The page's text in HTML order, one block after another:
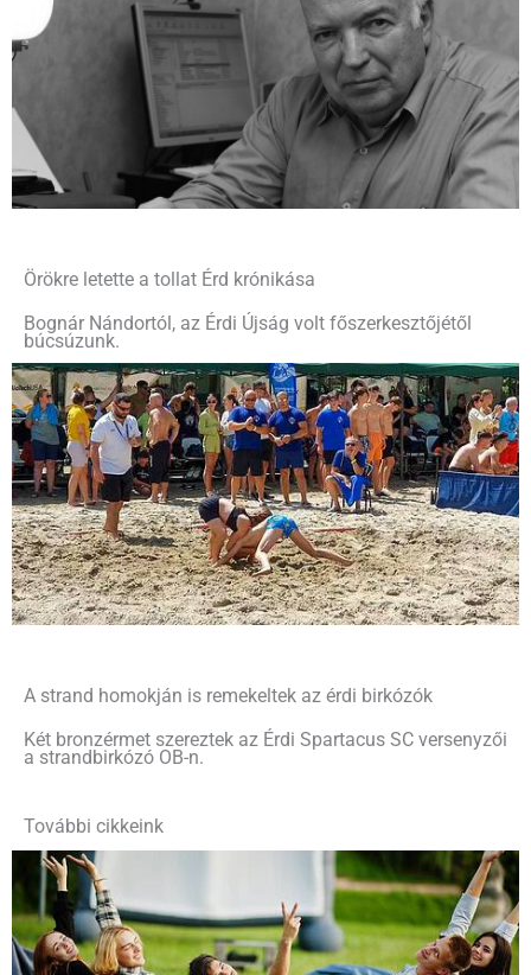
Örökre letette a tollat Érd krónikása
Bognár Nándortól, az Érdi Újság volt főszerkesztőjétől
búcsúzunk.
A strand homokján is remekeltek az érdi birkózók
Két bronzérmet szereztek az Érdi Spartacus SC versenyzői
a strandbirkózó OB-n.
További cikkeink